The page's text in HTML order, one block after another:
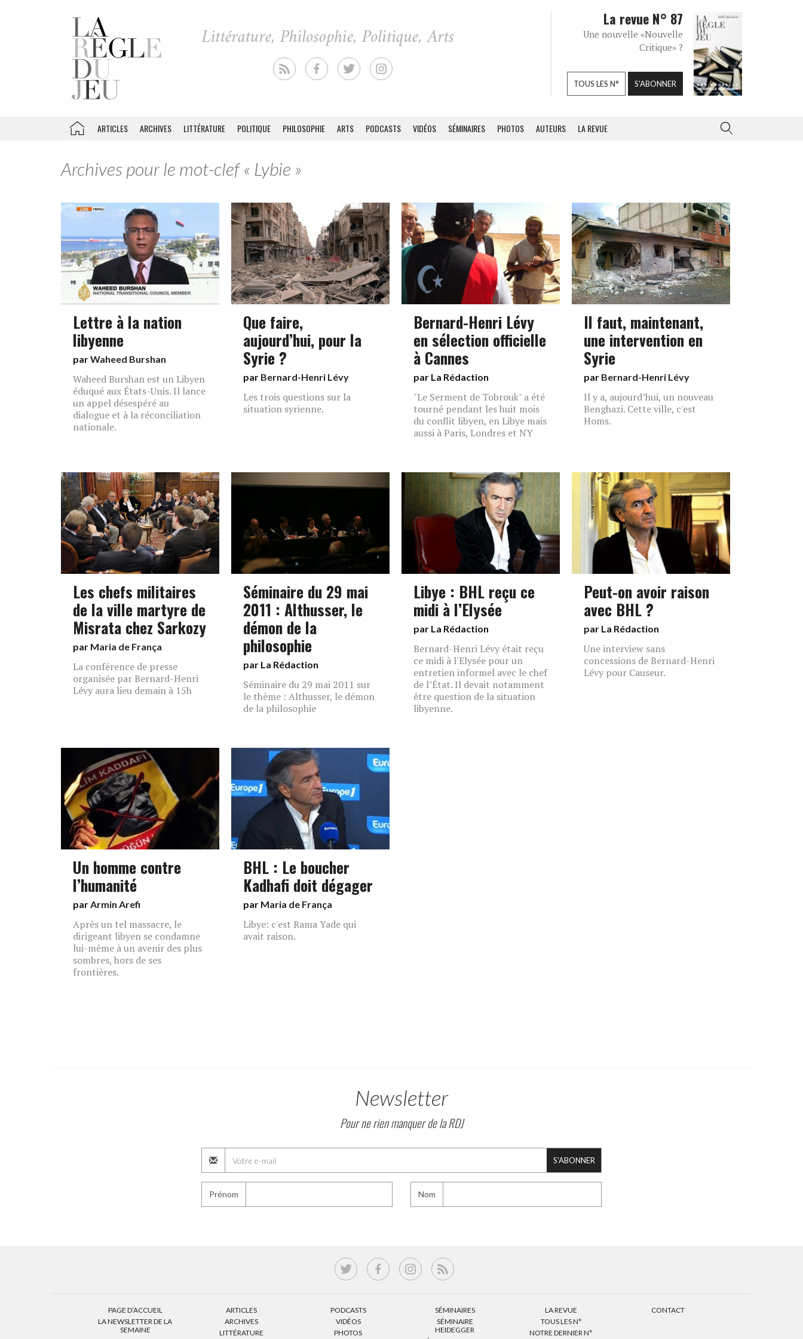
La revue N° 87
Une nouvelle «Nouvelle
Critique» ?
TOUS LES N° S'ABONNER
ARTICLES ARCHIVES LITTÉRATURE POLITIQUE PHILOSOPHIE ARTS PODCASTS VIDÉOS SÉMINAIRES PHOTOS AUTEURS LA REVUE
Archives pour le mot-clef « Lybie »
Lettre à la nation
libyenne
parWaheed Burshan
Waheed Burshan est un Libyen
éduqué aux États-Unis. Il lance
un appel désespéré au
dialogue et à la réconciliation
nationale.
Que faire,
aujourd’hui, pour la
Syrie ?
par Bernard-Henri Lévy
Les trois questions sur la
situation syrienne.
Bernard-Henri Lévy
en sélection officielle
à Cannes
par La Rédaction
"Le Serment de Tobrouk" a été
tourné pendant les huit mois
du conflit libyen, en Libye mais
aussi à Paris, Londres et NY
Il faut, maintenant,
une intervention en
Syrie
par Bernard-Henri Lévy
Il y a, aujourd’hui, un nouveau
Benghazi. Cette ville, c'est
Homs.
Les chefs militaires
de la ville martyre de
Misrata chez Sarkozy
par Maria de França
La conférence de presse
organisée par Bernard-Henri
Lévy aura lieu demain à 15h
Séminaire du 29 mai
2011 : Althusser, le
démon de la
philosophie
par La Rédaction
Séminaire du 29 mai 2011 sur
le thème : Althusser, le démon
de la philosophie
Libye : BHL reçu ce
midi à l’Elysée
par La Rédaction
Bernard-Henri Lévy était reçu
ce midi à l'Elysée pour un
entretien informel avec le chef
de l’État. Il devait notamment
être question de la situation
libyenne.
Peut-on avoir raison
avec BHL ?
par La Rédaction
Une interview sans
concessions de Bernard-Henri
Lévy pour Causeur.
Un homme contre
l’humanité
parArmin Arefi
Après un tel massacre, le
dirigeant libyen se condamne
lui-même à un avenir des plus
sombres, hors de ses
frontières.
BHL : Le boucher
Kadhafi doit dégager
par Maria de França
Libye: c'est Rama Yade qui
avait raison.
Newsletter
Pour ne rien manquer de la RDJ
S'ABONNER
Prénom Nom
PAGE D’ACCUEIL
LA NEWSLETTER DE LA
SEMAINE
ARTICLES
ARCHIVES
LITTÉRATURE
PODCASTS
VIDÉOS
PHOTOS
SÉMINAIRES
SÉMINAIRE
HEIDEGGER
LA REVUE
TOUS LES N°
NOTRE DERNIER N°
CONTACT